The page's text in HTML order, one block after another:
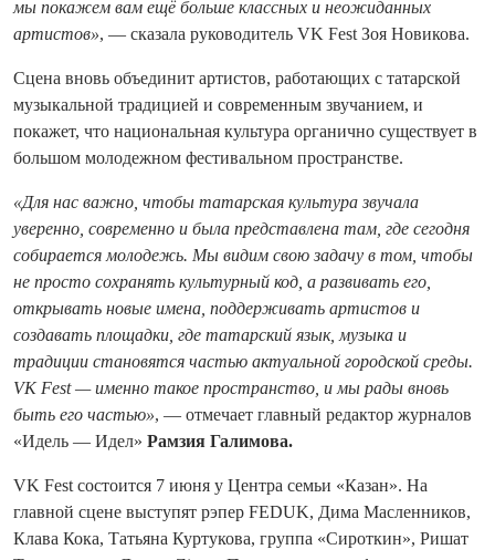
мы покажем вам ещё больше классных и неожиданных
артистов», — сказала руководитель VK Fest Зоя Новикова.
Сцена вновь объединит артистов, работающих с татарской
музыкальной традицией и современным звучанием, и
покажет, что национальная культура органично существует в
большом молодежном фестивальном пространстве.
«Для нас важно, чтобы татарская культура звучала
уверенно, современно и была представлена там, где сегодня
собирается молодежь. Мы видим свою задачу в том, чтобы
не просто сохранять культурный код, а развивать его,
открывать новые имена, поддерживать артистов и
создавать площадки, где татарский язык, музыка и
традиции становятся частью актуальной городской среды.
VK Fest — именно такое пространство, и мы рады вновь
быть его частью», — отмечает главный редактор журналов
«Идель — Идел» Рамзия Галимова.
VK Fest состоится 7 июня у Центра семьи «Казан». На
главной сцене выступят рэпер FEDUK, Дима Масленников,
Клава Кока, Татьяна Куртукова, группа «Сироткин», Ришат